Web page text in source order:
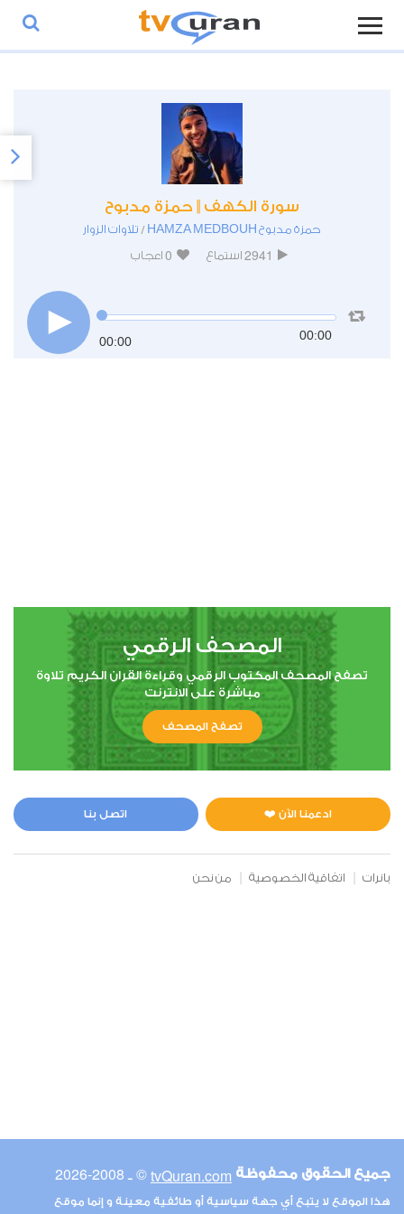
سورة الكهف || حمزة مدبوح
حمزة مدبوح HAMZA MEDBOUH / تلاوات الزوار
2941 استماع 0 اعجاب
00:00 00:00
المصحف الرقمي
تصفح المصحف المكتوب الرقمي وقراءة القران الكريم تلاوة
مباشرة على الانترنت
تصفح المصحف
ادعمنا الآن ❤️ اتصل بنا
بانرات اتفاقية الخصوصية من نحن
جميع الحقوق محفوظة tvQuran.com© ـ 2008-2026
هذا الموقع لا يتبع أي جهة سياسية أو طائفية معينة و إنما موقع